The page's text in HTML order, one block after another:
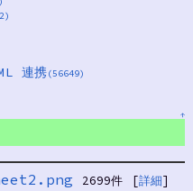
連携(56649)
↑
2699件 [詳細]